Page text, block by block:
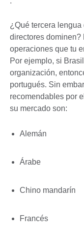
¿Qué tercera
directores
operaciones que tu
Por ejemplo, si
organización,
portugués. Sin
recomendables por
su mercado son:
Alemán
Árabe
Chino mandarín
Francés